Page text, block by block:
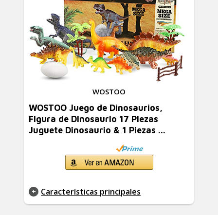
WOSTOO
WOSTOO Juego de Dinosaurios,
Figura de Dinosaurio 17 Piezas
Juguete Dinosaurio & 1 Piezas ...
Características principales